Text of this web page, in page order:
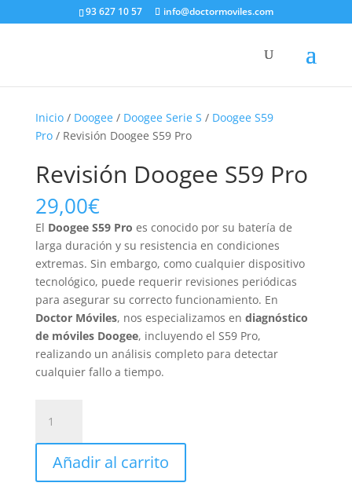
93 627 10 57 info@doctormoviles.com
Inicio/ Doogee/ Doogee Serie S / Doogee S59
Pro/ Revisión Doogee S59 Pro
Revisión Doogee S59 Pro
29,00€
El Doogee S59 Pro es conocido por su batería de
larga duración y su resistencia en condiciones
extremas. Sin embargo, como cualquier dispositivo
tecnológico, puede requerir revisiones periódicas
para asegurar su correcto funcionamiento. En
Doctor Móviles, nos especializamos en diagnóstico
de móviles Doogee, incluyendo el S59 Pro,
realizando un análisis completo para detectar
cualquier fallo a tiempo.
Doogee
S59
cantidad
Añadir al carrito